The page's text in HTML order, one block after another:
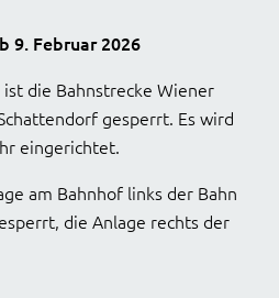
9. Februar 2026
die Bahnstrecke Wiener
gesperrt. Es wird
eingerichtet.
am Bahnhof links der Bahn
die Anlage rechts der